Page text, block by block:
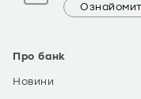
Про банк
Новини